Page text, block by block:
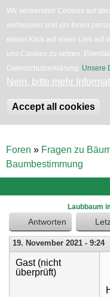
Wir verwenden Cookies auf
verbessern und um Ihnen
einem Klick auf einen Link auf
uns Cookies zu setzen.
Datenschutzerklärung. Unsere
Nein, bitte mehr
Accept all cookies
zum
Inhalt
English Bäume Blumen
Sie
sind
hier
Foren » Fragen zu
Baumbestimmung
Laubbaum
Antworten
19. November 2021 - 9:24
Gast (nicht
überprüft)